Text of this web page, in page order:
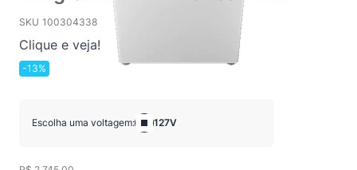
SKU 100304338
Clique e veja!
-13%
Escolha uma voltagem: 127V